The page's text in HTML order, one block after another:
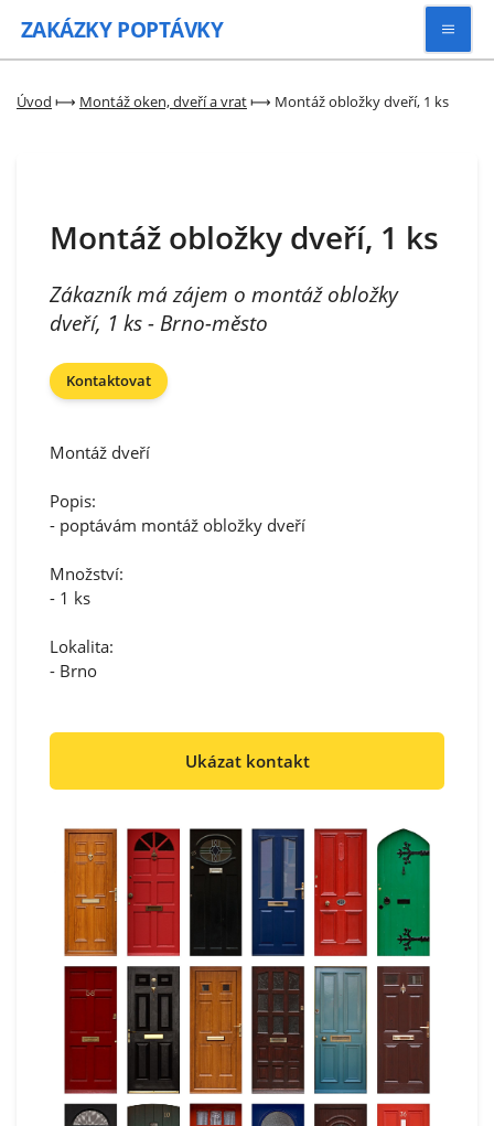
ZAKÁZKY POPTÁVKY
Vyhledávat
Kategorie
Zaregistrovat se
Úvod ⟼ Montáž oken, dveří a vrat⟼ Montáž obložky dveří, 1 ks
Montáž obložky dveří, 1 ks
Zákazník má zájem o montáž obložky
dveří, 1 ks - Brno-město
Kontaktovat
Montáž dveří
Popis:
- poptávám montáž obložky dveří
Množství:
- 1 ks
Lokalita:
- Brno
Ukázat kontakt